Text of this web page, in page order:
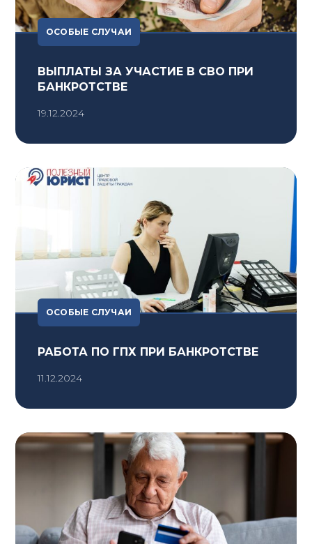
ОСОБЫЕ СЛУЧАИ
ВЫПЛАТЫ ЗА УЧАСТИЕ В СВО ПРИ
БАНКРОТСТВЕ
19.12.2024
ОСОБЫЕ СЛУЧАИ
РАБОТА ПО ГПХ ПРИ БАНКРОТСТВЕ
11.12.2024